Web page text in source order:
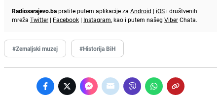
Radiosarajevo.bapratite putem aplikacije za Android | iOS i društvenih
mreža Twitter | Facebook | Instagram, kao i putem našeg ViberChata.
#Zemaljski muzej #Historija BiH